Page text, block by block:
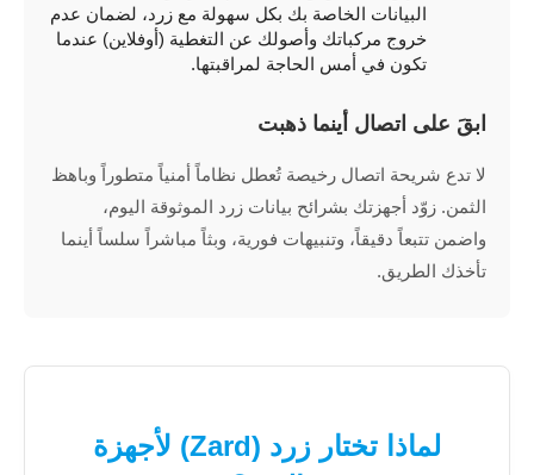
البيانات الخاصة بك بكل سهولة مع زرد، لضمان عدم
خروج مركباتك وأصولك عن التغطية (أوفلاين) عندما
تكون في أمس الحاجة لمراقبتها.
ابقَ على اتصال أينما ذهبت
لا تدع شريحة اتصال رخيصة تُعطل نظاماً أمنياً متطوراً وباهظ
الثمن. زوّد أجهزتك بشرائح بيانات زرد الموثوقة اليوم،
واضمن تتبعاً دقيقاً، وتنبيهات فورية، وبثاً مباشراً سلساً أينما
تأخذك الطريق.
لماذا تختار زرد (Zard) لأجهزة